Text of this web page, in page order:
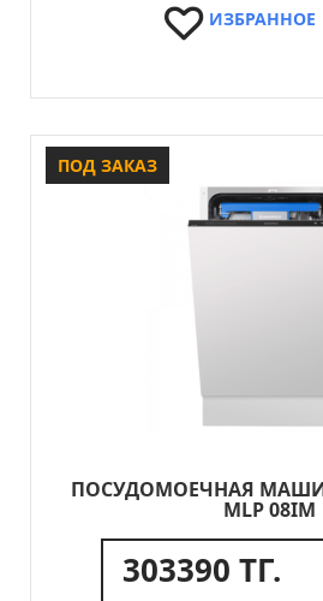
ИЗБРАННОЕ
ПОСУДОМОЕЧНАЯ
MLP 08IM
303390 ТГ.
ПОД ЗАКАЗ